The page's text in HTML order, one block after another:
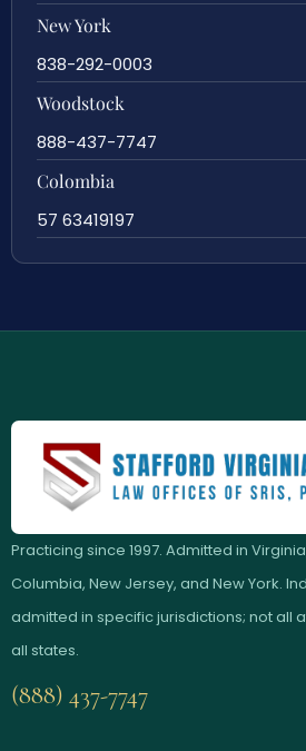
New York
838-292-0003
Woodstock
888-437-7747
Colombia
57 63419197
Practicing since 1997. Admitted in
Columbia, New Jersey, and New York.
admitted in specific jurisdictions; not all
all states.
(888) 437-7747